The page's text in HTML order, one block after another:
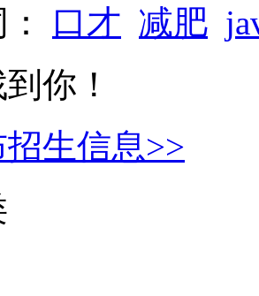
口才 减肥
你！
生信息>>